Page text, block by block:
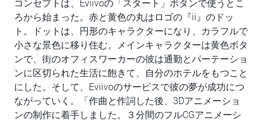
コンセプトは、Eviivoの「スタート」ボタンで使うとこ
ろから始まった。赤と黄色の丸はロゴの『ii』のドッ
ト。ドットは、円形のキャラクターになり、カラフルで
小さな景色に移り住む。メインキャラクターは黄色ボタ
ンで、街のオフィスワーカーの彼は通勤とパーテーショ
ンに区切られた生活に飽きて、自分のホテルをもつこと
にした。そして、Eviivoのサービスで彼の夢が成功につ
ながっていく。「作曲と作詞した後、3Dアニメーショ
ンの制作に着手しました。３分間のフルCGアニメーシ